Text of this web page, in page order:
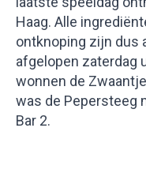
Haag. Alle
ontknoping zijn dus
afgelopen zaterdag
wonnen de
was de Pepersteeg
Bar 2.